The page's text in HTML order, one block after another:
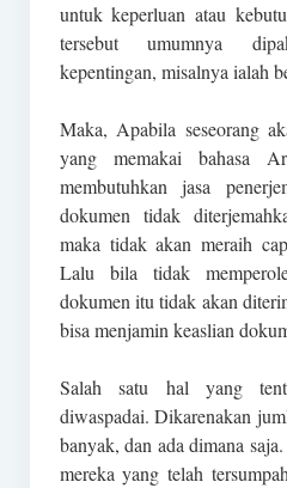
untuk keperluan atau
tersebut umumnya
kepentingan, misalnya ialah
Maka, Apabila seseorang
yang memakai bahasa
membutuhkan jasa
dokumen tidak
maka tidak akan meraih
Lalu bila tidak
dokumen itu tidak akan
bisa menjamin keaslian
Salah satu hal yang
diwaspadai. Dikarenakan
banyak, dan ada dimana
mereka yang telah